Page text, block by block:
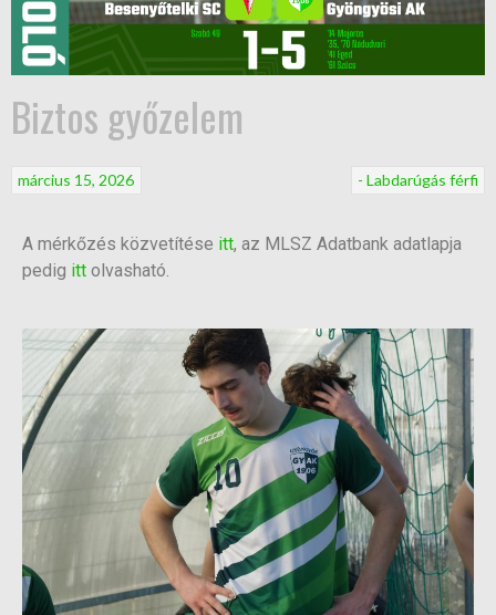
Biztos győzelem
- Labdarúgás férfi
március 15, 2026
A mérkőzés közvetítése itt, az MLSZ Adatbank adatlapja
pedig itt olvasható.